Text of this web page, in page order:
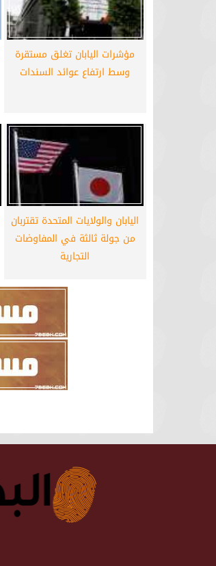
مؤشرات اليابان تغلق مستقرة
وسط ارتفاع عوائد السندات
اليابان والولايات المتحدة تقتربان
من جولة ثالثة في المفاوضات
التجارية